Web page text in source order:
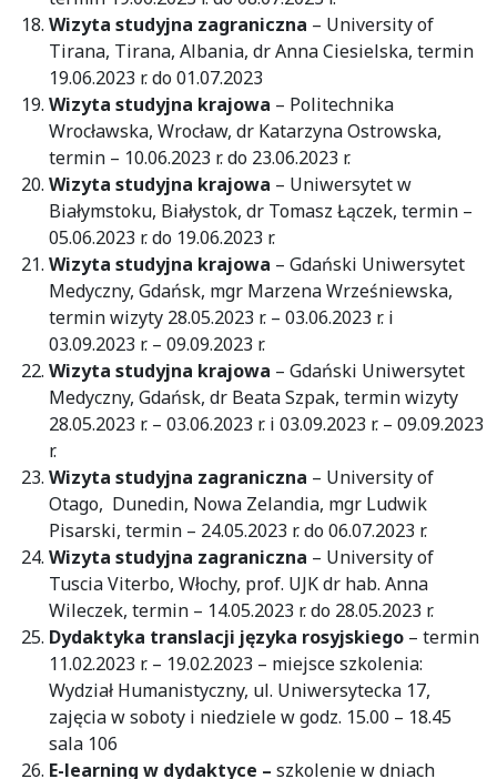
Wizyta studyjna zagraniczna – University of
Tirana, Tirana, Albania, dr Anna Ciesielska, termin
19.06.2023 r. do 01.07.2023
Wizyta studyjna krajowa – Politechnika
Wrocławska, Wrocław, dr Katarzyna Ostrowska,
termin – 10.06.2023 r. do 23.06.2023 r.
Wizyta studyjna krajowa – Uniwersytet w
Białymstoku, Białystok, dr Tomasz Łączek, termin –
05.06.2023 r. do 19.06.2023 r.
Wizyta studyjna krajowa – Gdański Uniwersytet
Medyczny, Gdańsk, mgr Marzena Wrześniewska,
termin wizyty 28.05.2023 r. – 03.06.2023 r. i
03.09.2023 r. – 09.09.2023 r.
Wizyta studyjna krajowa – Gdański Uniwersytet
Medyczny, Gdańsk, dr Beata Szpak, termin wizyty
28.05.2023 r. – 03.06.2023 r. i 03.09.2023 r. – 09.09.2023
r.
Wizyta studyjna zagraniczna – University of
Otago, Dunedin, Nowa Zelandia, mgr Ludwik
Pisarski, termin – 24.05.2023 r. do 06.07.2023 r.
Wizyta studyjna zagraniczna – University of
Tuscia Viterbo, Włochy, prof. UJK dr hab. Anna
Wileczek, termin – 14.05.2023 r. do 28.05.2023 r.
Dydaktyka translacji języka rosyjskiego – termin
11.02.2023 r. – 19.02.2023 – miejsce szkolenia:
Wydział Humanistyczny, ul. Uniwersytecka 17,
zajęcia w soboty i niedziele w godz. 15.00 – 18.45
sala 106
E-learning w dydaktyce – szkolenie w dniach